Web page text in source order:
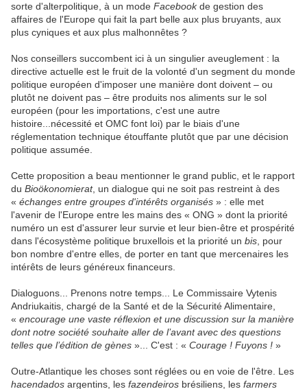
sorte d'alterpolitique, à un mode Facebookde gestion des
affaires de l'Europe qui fait la part belle aux plus bruyants, aux
plus cyniques et aux plus malhonnêtes ?
Nos conseillers succombent ici à un singulier aveuglement : la
directive actuelle est le fruit de la volonté d'un segment du monde
politique européen d'imposer une manière dont doivent – ou
plutôt ne doivent pas – être produits nos aliments sur le sol
européen (pour les importations, c'est une autre
histoire...nécessité et OMC font loi) par le biais d'une
réglementation technique étouffante plutôt que par une décision
politique assumée.
Cette proposition a beau mentionner le grand public, et le rapport
du Bioökonomierat, un dialogue qui ne soit pas restreint à des
« échanges entre groupes d'intérêts organisés » : elle met
l'avenir de l'Europe entre les mains des « ONG » dont la priorité
numéro un est d'assurer leur survie et leur bien-être et prospérité
dans l'écosystème politique bruxellois et la priorité un bis , pour
bon nombre d'entre elles, de porter en tant que mercenaires les
intérêts de leurs généreux financeurs.
Dialoguons... Prenons notre temps... Le Commissaire Vytenis
Andriukaitis, chargé de la Santé et de la Sécurité Alimentaire,
« encourage une vaste réflexion et une discussion sur la manière
dont notre société souhaite aller de l’avant avec des questions
telles que l’édition de gènes »... C'est : « Courage ! Fuyons ! »
Outre-Atlantique les choses sont réglées ou en voie de l'être. Les
hacendados argentins, les fazendeiros brésiliens, les farmers